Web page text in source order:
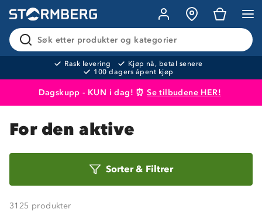
Søk etter produkter og kategorier
Rask levering
Kjøp nå, betal senere
100 dagers åpent kjøp
Dagskupp - KUN i dag! ⏰Se tilbudene HER!
Produktet er lagt i handlekurven
For den aktive
Sorter& Filtrer
3125 produkter